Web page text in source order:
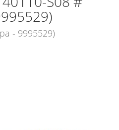
- 9995529)